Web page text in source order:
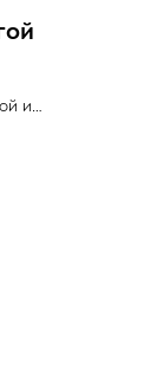
из